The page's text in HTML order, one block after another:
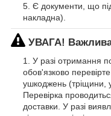
Є документи, що
накладна).
УВАГА!
У разі отримання
обов'язково
ушкоджень (тріщини,
Перевірка
доставки. У разі